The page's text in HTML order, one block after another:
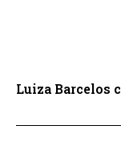
Luiza Barcelos